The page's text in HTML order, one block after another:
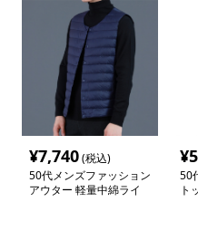
¥7,740(税込)
50代メンズファッション
アウター 軽量中綿ライ
¥
50
ト